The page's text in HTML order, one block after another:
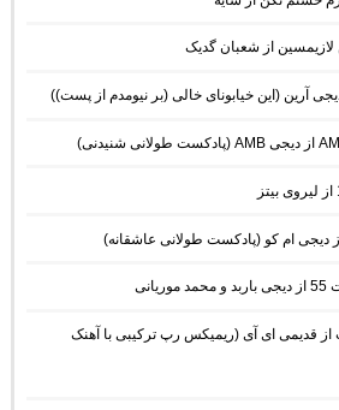
لازیمسین از شعبان گدیک
آرین (این خیابونای خالی (بر نیومدم از پست))
از قدیمی ای آی (ریمیکس رپ ترکیبی با آهنک